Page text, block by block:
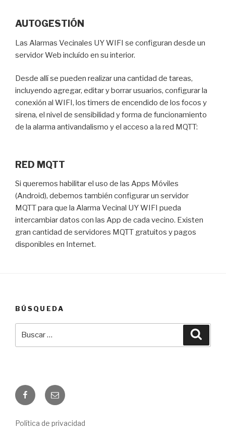
AUTOGESTIÓN
Las Alarmas Vecinales UY WIFI se configuran desde un
servidor Web incluído en su interior.
Desde allí se pueden realizar una cantidad de tareas,
incluyendo agregar, editar y borrar usuarios, configurar la
conexión al WIFI, los timers de encendido de los focos y
sirena, el nivel de sensibilidad y forma de funcionamiento
de la alarma antivandalismo y el acceso a la red MQTT:
RED MQTT
Si queremos habilitar el uso de las Apps Móviles
(Android), debemos también configurar un servidor
MQTT para que la Alarma Vecinal UY WIFI pueda
intercambiar datos con las App de cada vecino. Existen
gran cantidad de servidores MQTT gratuitos y pagos
disponibles en Internet.
BÚSQUEDA
FacebookCorreo
electrónico
Política de privacidad